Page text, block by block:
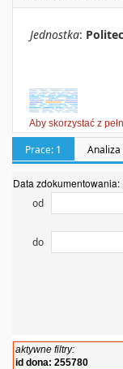
Jednostka:
Aby skorzystać z
Prace: 1
Data zdokumentowania:
od
do
aktywne filtry:
id dona: 255780